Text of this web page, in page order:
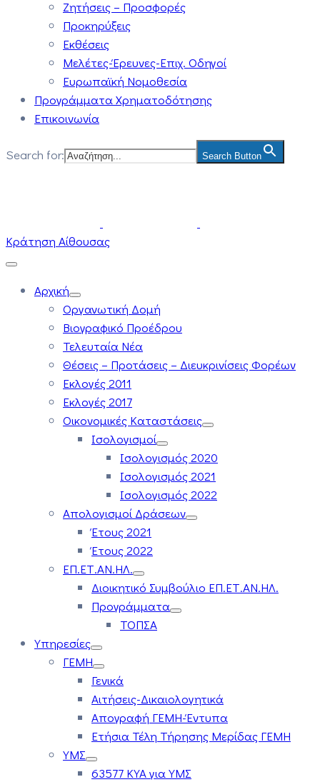
Ζητήσεις – Προσφορές
Προκηρύξεις
Εκθέσεις
Μελέτες-Έρευνες-Επιχ. Οδηγοί
Ευρωπαϊκή Νομοθεσία
Προγράμματα Χρηματοδότησης
Επικοινωνία
Search for: Search Button
Κράτηση Αίθουσας
Αρχική
Οργανωτική Δομή
Βιογραφικό Προέδρου
Τελευταία Νέα
Θέσεις – Προτάσεις – Διευκρινίσεις Φορέων
Εκλογές 2011
Εκλογές 2017
Οικονομικές Καταστάσεις
Ισολογισμοί
Ισολογισμός 2020
Ισολογισμός 2021
Ισολογισμός 2022
Απολογισμοί Δράσεων
Έτους 2021
Έτους 2022
ΕΠ.ΕΤ.ΑΝ.ΗΛ.
Διοικητικό Συμβούλιο ΕΠ.ΕΤ.ΑΝ.ΗΛ.
Προγράμματα
ΤΟΠΣΑ
Υπηρεσίες
ΓΕΜΗ
Γενικά
Αιτήσεις-Δικαιολογητικά
Απογραφή ΓΕΜΗ-Έντυπα
Ετήσια Τέλη Τήρησης Μερίδας ΓΕΜΗ
ΥΜΣ
63577 ΚΥΑ για ΥΜΣ